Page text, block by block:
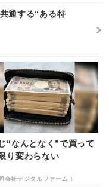
通する“ある特
“なんとなく”で買って
り変わらない
会社デジタルファーム )